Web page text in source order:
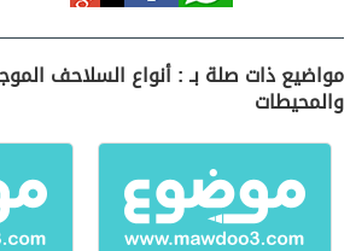
مواضيع ذات صلة بـ : أنواع السلاحف
والمحيطات